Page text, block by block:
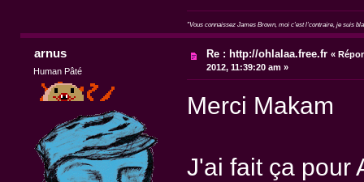
"Vous connaissez James Brown, moi c'est l'contraire, je suis
arnus
Human Pâté
Re : http://ohlalaa.free.fr «
2012, 11:39:20 am »
Merci Makam
J'ai fait ça pour